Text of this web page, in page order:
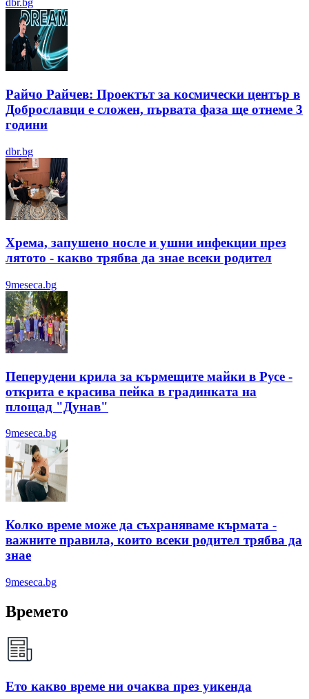
dbr.bg
Райчо Райчев: Проектът за космически център в
Доброславци е сложен, първата фаза ще отнеме 3
години
dbr.bg
Хрема, запушено носле и ушни инфекции през
лятотo - какво трябва да знае всеки родител
9meseca.bg
Пеперудени крила за кърмещите майки в Русе -
открита е красива пейка в градинката на
площад "Дунав"
9meseca.bg
Колко време може да съхраняваме кърмата -
важните правила, които всеки родител трябва да
знае
9meseca.bg
Времето
Ето какво време ни очаква през уикенда